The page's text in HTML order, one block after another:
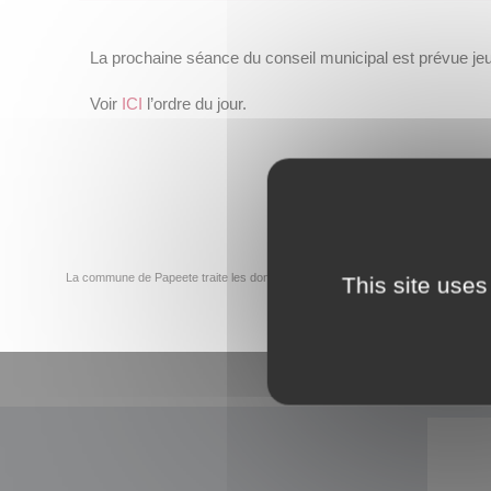
La prochaine séance du conseil municipal est prévue
Voir ICI l’ordre du jour.
La commune de Papeete traite les données recueillies pour répondre à votre
This site